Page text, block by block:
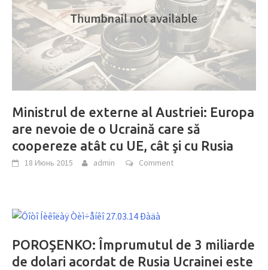
Ministrul de externe al Austriei: Europa
are nevoie de o Ucraină care să
coopereze atât cu UE, cât şi cu Rusia
18 Июнь 2015 admin Comment
POROŞENKO: Împrumutul de 3 miliarde
de dolari acordat de Rusia Ucrainei este